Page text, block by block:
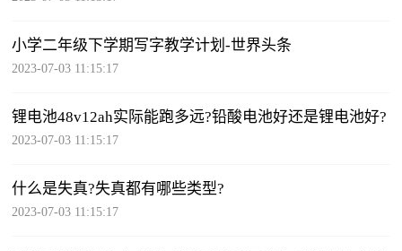
小学二年级下学期写字教学计划-世界头条
2023-07-03 11:15:17
锂电池48v12ah实际能跑多远?铅酸电池好还是锂电池好?
2023-07-03 11:15:17
什么是失真?失真都有哪些类型?
2023-07-03 11:15:17